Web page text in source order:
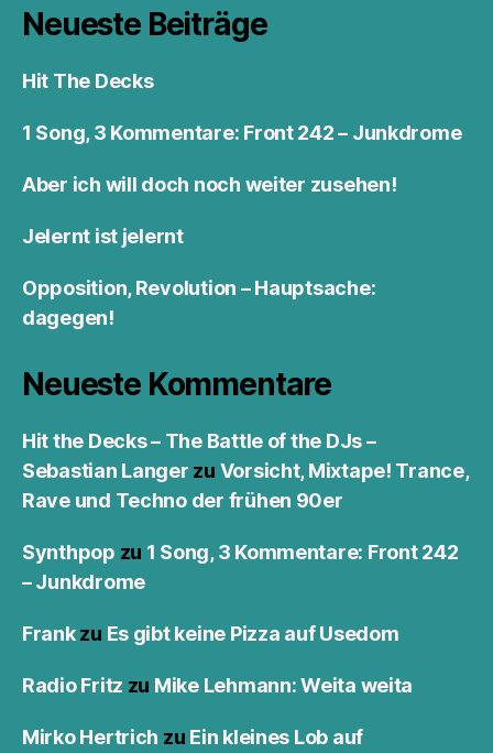
Neueste Beiträge
Hit The Decks
1 Song, 3 Kommentare: Front 242 – Junkdrome
Aber ich will doch noch weiter zusehen!
Jelernt ist jelernt
Opposition, Revolution – Hauptsache:
dagegen!
Neueste Kommentare
Hit the Decks – The Battle of the DJs –
Sebastian Langer zu Vorsicht, Mixtape! Trance,
Rave und Techno der frühen 90er
Synthpop zu 1 Song, 3 Kommentare: Front 242
– Junkdrome
Frankzu Es gibt keine Pizza auf Usedom
Radio Fritz zu Mike Lehmann: Weita weita
Mirko Hertrich zu Ein kleines Lob auf